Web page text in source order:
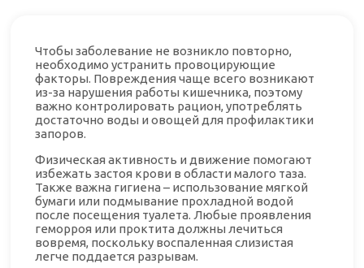
Чтобы заболевание не возникло повторно,
необходимо устранить провоцирующие
факторы. Повреждения чаще всего возникают
из-за нарушения работы кишечника, поэтому
важно контролировать рацион, употреблять
достаточно воды и овощей для профилактики
запоров.
Физическая активность и движение помогают
избежать застоя крови в области малого таза.
Также важна гигиена – использование мягкой
бумаги или подмывание прохладной водой
после посещения туалета. Любые проявления
геморроя или проктита должны лечиться
вовремя, поскольку воспаленная слизистая
легче поддается разрывам.